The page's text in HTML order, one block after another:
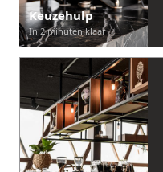
Keuzehulp
In 2 minuten klaar